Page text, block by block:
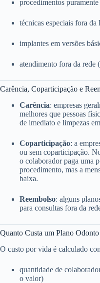
procedimentos
técnicas especiais fora da
implantes em versões
atendimento fora da rede
Carência, Coparticipação e
Carência: empresas
melhores que pessoas
de imediato e limpezas
Coparticipação: a
ou sem coparticipação.
o colaborador paga uma
procedimento, mas a
baixa.
Reembolso: alguns
para consultas fora da
Quanto Custa um Plano
O custo por vida é calculado
quantidade de
o valor)